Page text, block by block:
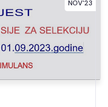
NOV'23